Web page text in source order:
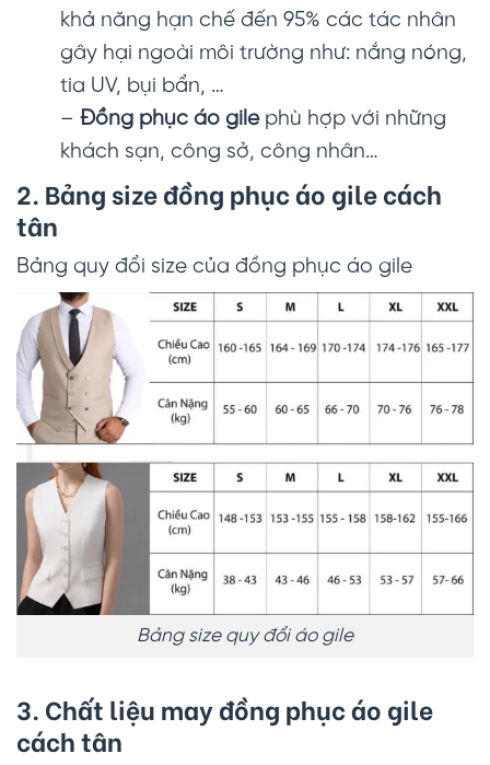
khả năng hạn chế đến 95% các tác nhân
gây hại ngoài môi trường như: nắng nóng,
tia UV, bụi bẩn, …
– Đồng phục áo gilephù hợp với những
khách sạn, công sở, công nhân…
2. Bảng size đồng phục áo gile cách
tân
Bảng quy đổi size của đồng phục áo gile
Bảng size quy đổi áo gile
3. Chất liệu may đồng phục áo gile
cách tân